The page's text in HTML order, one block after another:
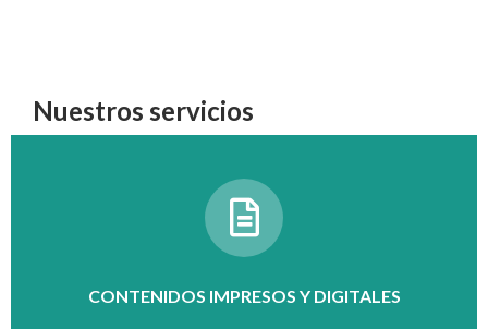
Nuestros servicios
CONTENIDOS IMPRESOS Y DIGITALES